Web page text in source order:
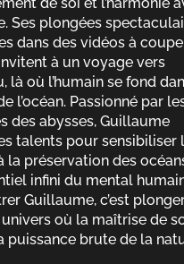
Ses plongées
dans des vidéos à
à un voyage vers
là où l’humain se fond
l’océan. Passionné par
des abysses, Guillaume
talents pour sensibiliser
la préservation des
infini du mental
Guillaume, c’est
où la maîtrise de
puissance brute de la